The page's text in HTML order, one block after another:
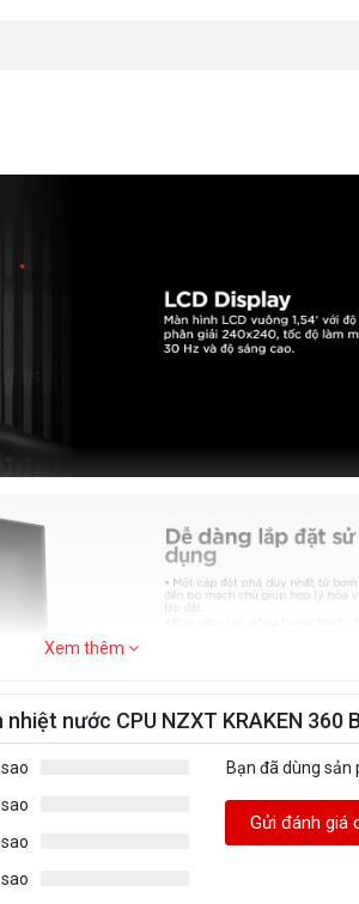
Xem thêm
nước CPU NZXT KRAKEN 360
Bạn đã dùng sản
Gửi đánh giá